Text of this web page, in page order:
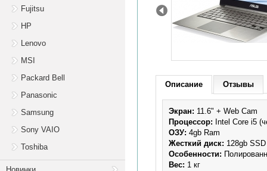
Fujitsu
HP
Lenovo
MSI
Packard Bell
Panasonic
Samsung
Sony VAIO
Toshiba
Описание Отзывы
Экран: 11.6" + Web Cam
Процессор: Intel Core i5
ОЗУ: 4gb Ram
Жесткий диск: 128gb
Особенности:
Вес: 1 кг